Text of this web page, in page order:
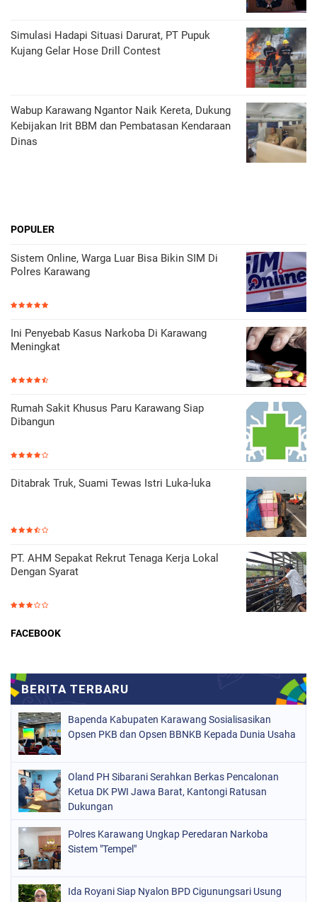
Simulasi Hadapi Situasi Darurat, PT Pupuk
Kujang Gelar Hose Drill Contest
Wabup Karawang Ngantor Naik Kereta, Dukung
Kebijakan Irit BBM dan Pembatasan Kendaraan
Dinas
POPULER
Sistem Online, Warga Luar Bisa Bikin SIM Di
Polres Karawang
Ini Penyebab Kasus Narkoba Di Karawang
Meningkat
Rumah Sakit Khusus Paru Karawang Siap
Dibangun
Ditabrak Truk, Suami Tewas Istri Luka-luka
PT. AHM Sepakat Rekrut Tenaga Kerja Lokal
Dengan Syarat
FACEBOOK
Bapenda Kabupaten Karawang Sosialisasikan
Opsen PKB dan Opsen BBNKB Kepada Dunia Usaha
Oland PH Sibarani Serahkan Berkas Pencalonan
Ketua DK PWI Jawa Barat, Kantongi Ratusan
Dukungan
Polres Karawang Ungkap Peredaran Narkoba
Sistem "Tempel"
Ida Royani Siap Nyalon BPD Cigunungsari Usung